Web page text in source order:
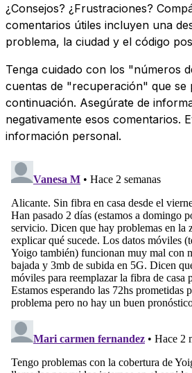
¿Consejos? ¿Frustraciones?
comentarios útiles incluyen una
problema, la ciudad y el código
Tenga cuidado con los "números
cuentas de "recuperación" que se
continuación. Asegúrate de
negativamente esos comentarios.
información personal.